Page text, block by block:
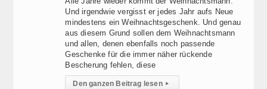
Und irgendwie vergisst er jedes Jahr aufs Neue
mindestens ein Weihnachtsgeschenk. Und genau
aus diesem Grund sollen dem Weihnachtsmann
und allen, denen ebenfalls noch passende
Geschenke für die immer näher rückende
Bescherung fehlen, diese
Den ganzen Beitrag lesen ▸